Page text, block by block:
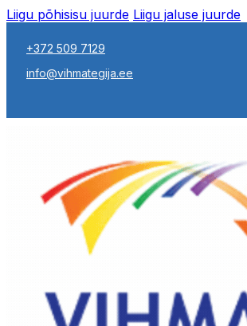
Liigu põhisisu juurde Liigu jaluse juurde
+372 509 7129
info@vihmategija.ee